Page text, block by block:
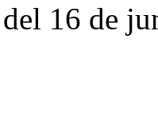
16 de